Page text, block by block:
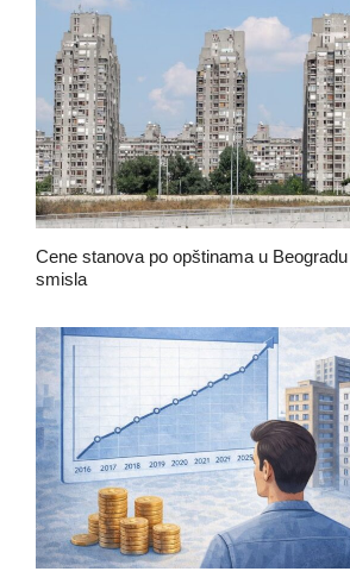
Cene stanova po opštinama u
smisla